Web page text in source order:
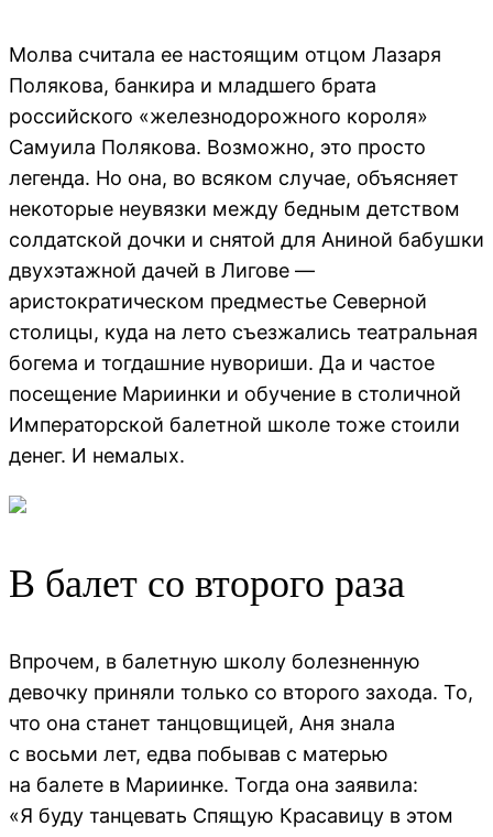
Молва считала ее настоящим отцом Лазаря
Полякова, банкира и младшего брата
российского «железнодорожного короля»
Самуила Полякова. Возможно, это просто
легенда. Но она, во всяком случае, объясняет
некоторые неувязки между бедным детством
солдатской дочки и снятой для Аниной бабушки
двухэтажной дачей в Лигове —
аристократическом предместье Северной
столицы, куда на лето съезжались театральная
богема и тогдашние нувориши. Да и частое
посещение Мариинки и обучение в столичной
Императорской балетной школе тоже стоили
денег. И немалых.
В балет со второго раза
Впрочем, в балетную школу болезненную
девочку приняли только со второго захода. То,
что она станет танцовщицей, Аня знала
с восьми лет, едва побывав с матерью
на балете в Мариинке. Тогда она заявила:
«Я буду танцевать Спящую Красавицу в этом